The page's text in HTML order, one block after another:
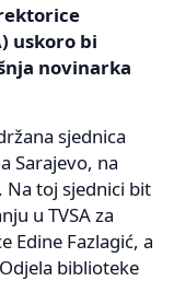
uskoro bi
novinarka
sjednica
Sarajevo, na
Na toj sjednici bit
u TVSA za
Edine Fazlagić, a
biblioteke